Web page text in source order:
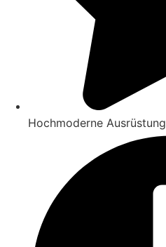
Hochmoderne Ausrüstung